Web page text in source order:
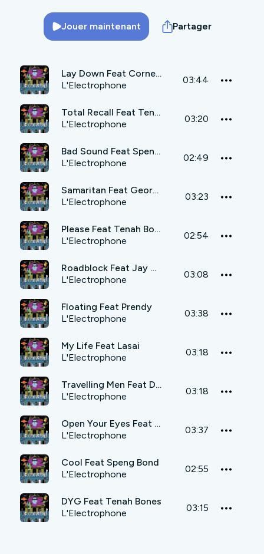
Jouer maintenant Partager
Lay Down Feat Cornell Campbell & Art-X
L'Electrophone
03:44
Total Recall Feat Tenah Bones
L'Electrophone
03:20
Bad Sound Feat Speng Bond
L'Electrophone
02:49
Samaritan Feat George Palmer
L'Electrophone
03:23
Please Feat Tenah Bones
L'Electrophone
02:54
Roadblock Feat Jay Spaker
L'Electrophone
03:08
Floating Feat Prendy
L'Electrophone
03:38
My Life Feat Lasai
L'Electrophone
03:18
Travelling Men Feat Don Camilo & Dapatch
L'Electrophone
03:18
Open Your Eyes Feat Lasai
L'Electrophone
03:37
Cool Feat Speng Bond
L'Electrophone
02:55
DYG Feat Tenah Bones
L'Electrophone
03:15